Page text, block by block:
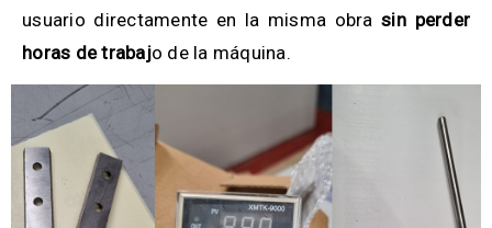
usuario directamente en la misma obrasin perder
horas de trabajo de la máquina.